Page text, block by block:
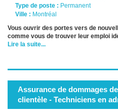
Type de poste : Permanent
Ville : Montréal
Vous ouvrir des portes vers de
comme vous de trouver leur emploi
Lire la suite...
Assurance de dommages
clientèle - Techniciens en